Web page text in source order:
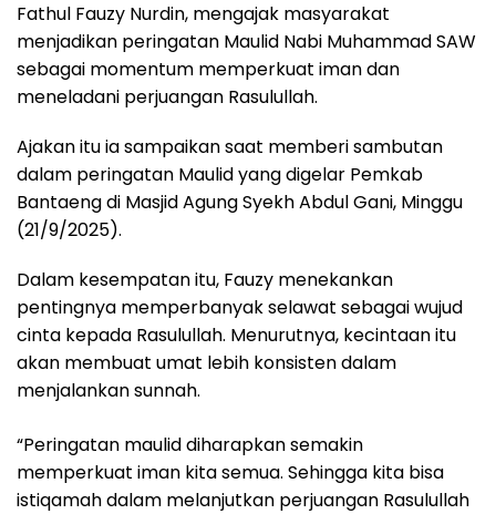
Fathul Fauzy Nurdin, mengajak masyarakat
menjadikan peringatan Maulid Nabi Muhammad SAW
sebagai momentum memperkuat iman dan
meneladani perjuangan Rasulullah.
Ajakan itu ia sampaikan saat memberi sambutan
dalam peringatan Maulid yang digelar Pemkab
Bantaeng di Masjid Agung Syekh Abdul Gani, Minggu
(21/9/2025).
Dalam kesempatan itu, Fauzy menekankan
pentingnya memperbanyak selawat sebagai wujud
cinta kepada Rasulullah. Menurutnya, kecintaan itu
akan membuat umat lebih konsisten dalam
menjalankan sunnah.
“Peringatan maulid diharapkan semakin
memperkuat iman kita semua. Sehingga kita bisa
istiqamah dalam melanjutkan perjuangan Rasulullah